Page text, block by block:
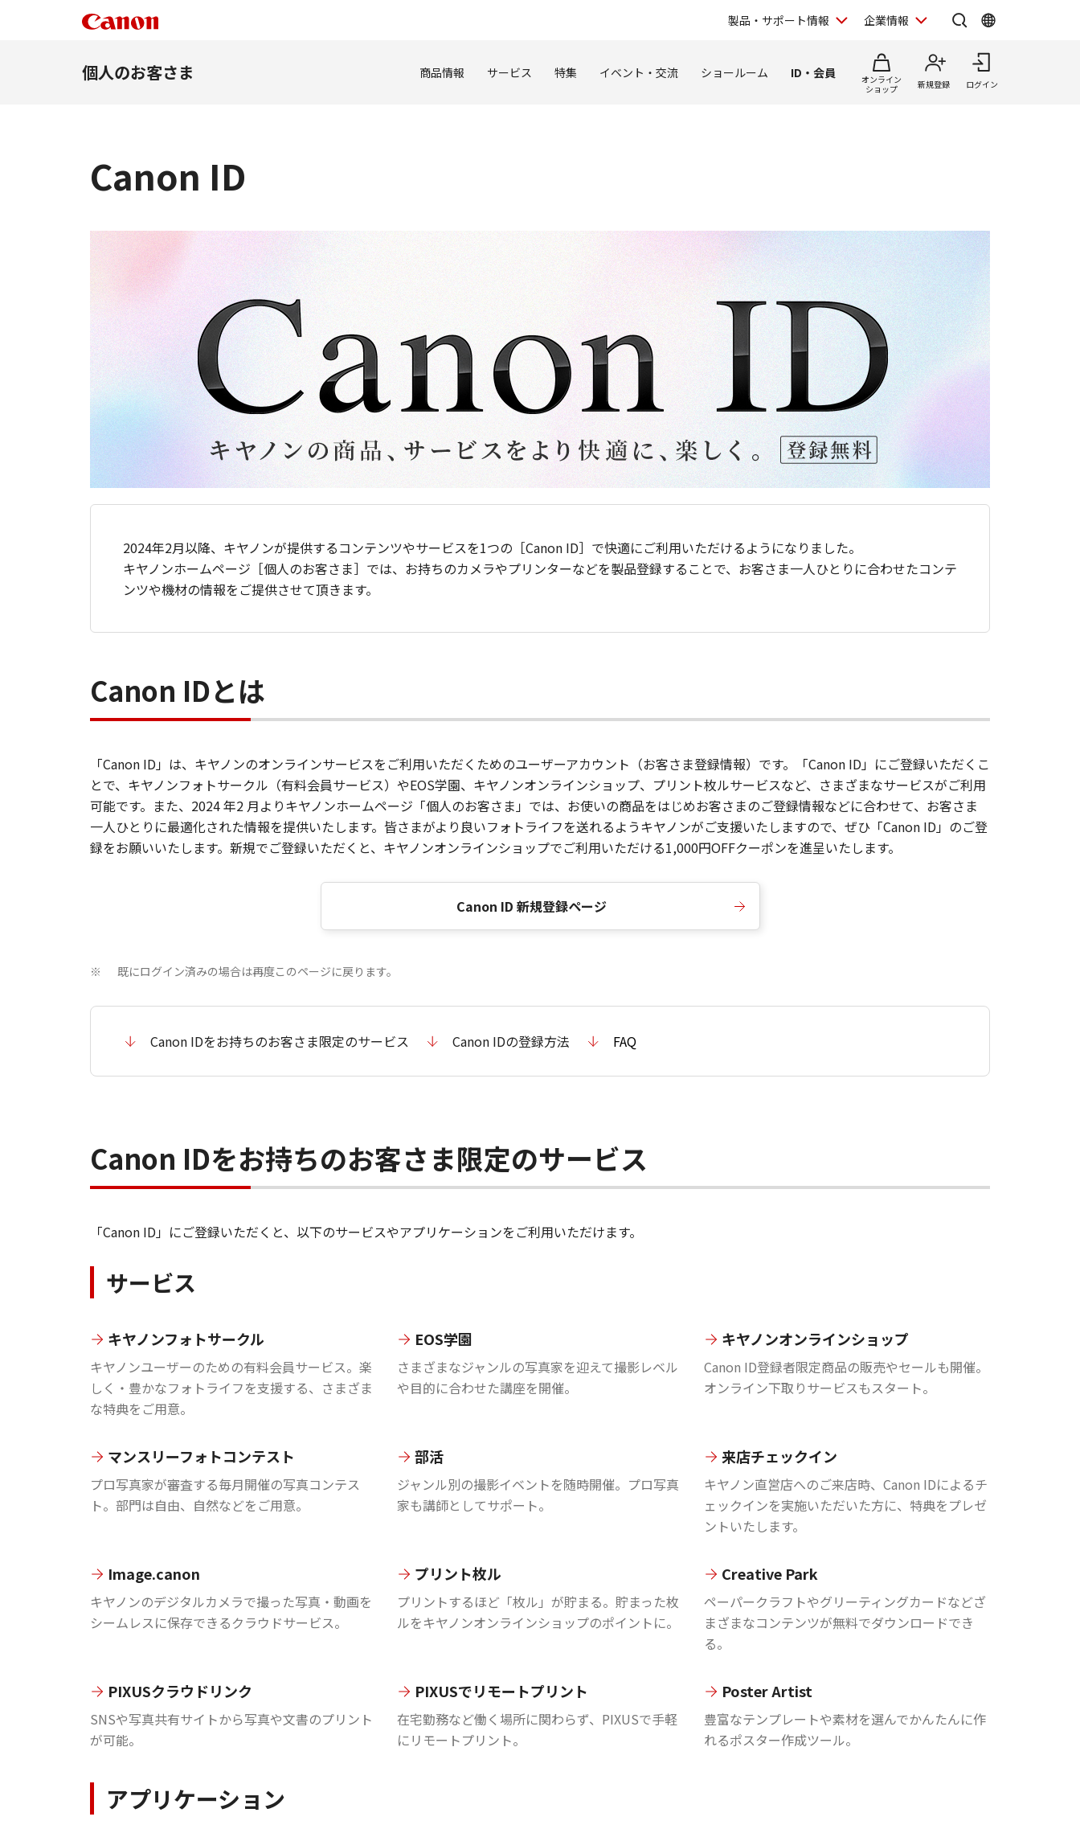
製品・サポート情報 企業情報
個人のお客さま 商品情報 サービス 特集 イベント・交流 ショールーム ID・会員
オンライン
ショップ
新規登録 ログイン
Canon ID
2024年2月以降、キヤノンが提供するコンテンツやサービスを1つの［Canon ID］で快適にご利用いただけるようになりました。
キヤノンホームページ［個人のお客さま］では、お持ちのカメラやプリンターなどを製品登録することで、お客さま一人ひとりに合わせたコンテ
ンツや機材の情報をご提供させて頂きます。
Canon IDとは
「Canon ID」は、キヤノンのオンラインサービスをご利用いただくためのユーザーアカウント（お客さま登録情報）です。「Canon ID」にご登録いただくこ
とで、キヤノンフォトサークル（有料会員サービス）やEOS学園、キヤノンオンラインショップ、プリント枚ルサービスなど、さまざまなサービスがご利用
可能です。また、2024 年2 月よりキヤノンホームページ「個人のお客さま」では、お使いの商品をはじめお客さまのご登録情報などに合わせて、お客さま
一人ひとりに最適化された情報を提供いたします。皆さまがより良いフォトライフを送れるようキヤノンがご支援いたしますので、ぜひ「Canon ID」のご登
録をお願いいたします。新規でご登録いただくと、キヤノンオンラインショップでご利用いただける1,000円OFFクーポンを進呈いたします。
Canon ID 新規登録ページ
※ 既にログイン済みの場合は再度このページに戻ります。
Canon IDをお持ちのお客さま限定のサービス Canon IDの登録方法 FAQ
Canon IDをお持ちのお客さま限定のサービス
「Canon ID」にご登録いただくと、以下のサービスやアプリケーションをご利用いただけます。
サービス
キヤノンフォトサークル
キヤノンユーザーのための有料会員サービス。楽
しく・豊かなフォトライフを支援する、さまざま
な特典をご用意。
EOS学園
さまざまなジャンルの写真家を迎えて撮影レベル
や目的に合わせた講座を開催。
キヤノンオンラインショップ
Canon ID登録者限定商品の販売やセールも開催。
オンライン下取りサービスもスタート。
マンスリーフォトコンテスト
プロ写真家が審査する毎月開催の写真コンテス
ト。部門は自由、自然などをご用意。
部活
ジャンル別の撮影イベントを随時開催。プロ写真
家も講師としてサポート。
来店チェックイン
キヤノン直営店へのご来店時、Canon IDによるチ
ェックインを実施いただいた方に、特典をプレゼ
ントいたします。
Image.canon
キヤノンのデジタルカメラで撮った写真・動画を
シームレスに保存できるクラウドサービス。
プリント枚ル
プリントするほど「枚ル」が貯まる。貯まった枚
ルをキヤノンオンラインショップのポイントに。
Creative Park
ペーパークラフトやグリーティングカードなどざ
まざまなコンテンツが無料でダウンロードでき
る。
PIXUSクラウドリンク
SNSや写真共有サイトから写真や文書のプリント
が可能。
PIXUSでリモートプリント
在宅勤務など働く場所に関わらず、PIXUSで手軽
にリモートプリント。
Poster Artist
豊富なテンプレートや素材を選んでかんたんに作
れるポスター作成ツール。
アプリケーション